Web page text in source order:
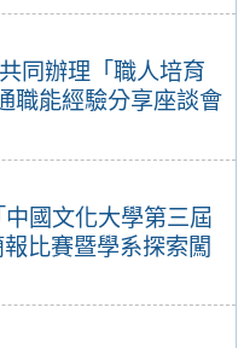
同辦理「職人培育
職能經驗分享座談會
國文化大學第三屆
比賽暨學系探索闖